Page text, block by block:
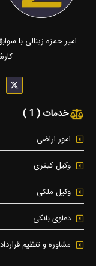
امیر حمزه زینالی با
X
-
t
r
خدمات ( 1 )
امور اراضی
وکیل کیفری
وکیل ملکی
دعاوی بانکی
مشاوره و تنظیم قرارداد